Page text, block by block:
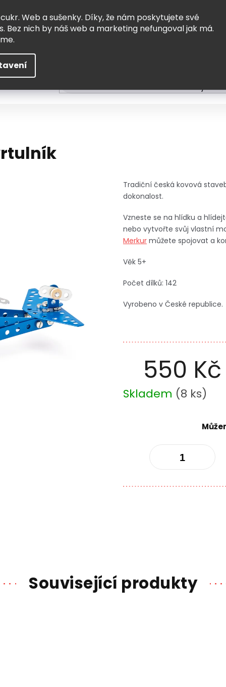
Web a sušenky. Díky, že nám poskytujete své
Bez nich by náš web a marketing nefungoval jak má.
550 Kč
Měrná
cena:
Skladem (8 ks)
Tradiční česká kovová
dokonalost.
Vzneste se na hlídku a
nebo vytvořte svůj vlastní
Merkur můžete spojovat a
Věk 5+
Počet dílků: 142
Vyrobeno v České republice.
Související produkty